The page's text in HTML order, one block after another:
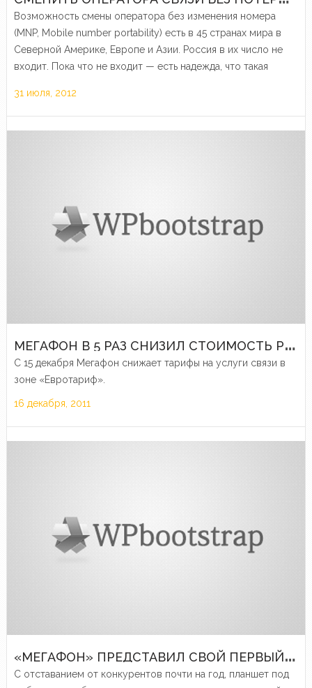
Возможность смены оператора без изменения номера
(MNP, Mobile number portability) есть в 45 странах мира в
Северной Америке, Европе и Азии. Россия в их число не
входит. Пока что не входит — есть надежда, что такая
31 июля, 2012
М
ЕГАФОН В 5 РАЗ СНИЗИЛ СТОИМОСТЬ РОУМИГА В ЕВРОПЕ
С 15 декабря Мегафон снижает тарифы на услуги связи в
зоне «Евротариф».
16 декабря, 2011
«
МЕГАФОН» ПРЕДСТАВИЛ СВОЙ ПЕРВЫЙ ПЛАНШЕТНЫЙ КОМПЬЮТЕР
С отставанием от конкурентов почти на год, планшет под